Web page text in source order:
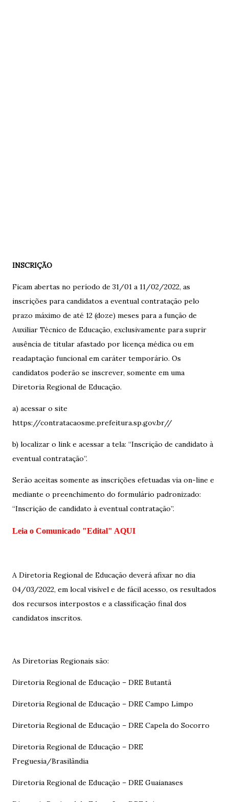
INSCRIÇÃO
Ficam abertas no período de 31/01 a 11/02/2022, as
inscrições para candidatos a eventual contratação pelo
prazo máximo de até 12 (doze) meses para a função de
Auxiliar Técnico de Educação, exclusivamente para suprir
ausência de titular afastado por licença médica ou em
readaptação funcional em caráter temporário. Os
candidatos poderão se inscrever, somente em uma
Diretoria Regional de Educação.
a) acessar o site
https://contratacaosme.prefeitura.sp.gov.br//
b) localizar o link e acessar a tela: “Inscrição de candidato à
eventual contratação”.
Serão aceitas somente as inscrições efetuadas via on-line e
mediante o preenchimento do formulário padronizado:
“Inscrição de candidato à eventual contratação”.
Leia o Comunicado "Edital" AQUI
A Diretoria Regional de Educação deverá afixar no dia
04/03/2022, em local visível e de fácil acesso, os resultados
dos recursos interpostos e a classificação final dos
candidatos inscritos.
As Diretorias Regionais são:
Diretoria Regional de Educação – DRE Butantã
Diretoria Regional de Educação – DRE Campo Limpo
Diretoria Regional de Educação – DRE Capela do Socorro
Diretoria Regional de Educação – DRE
Freguesia/Brasilândia
Diretoria Regional de Educação – DRE Guaianases